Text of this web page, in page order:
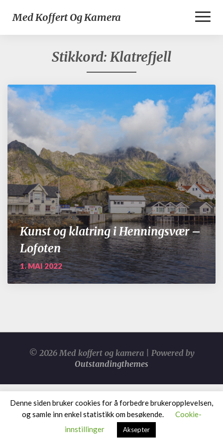
Med Koffert Og Kamera
Stikkord: Klatrefjell
Kunst og klatring i Henningsvær –
Lofoten
1. MAI 2022
© 2026 Med koffert og kamera | Powered by
Outstandingthemes
Denne siden bruker cookies for å forbedre brukeropplevelsen,
og samle inn enkel statistikk om besøkende.
Cookie-
innstillinger
Aksepter